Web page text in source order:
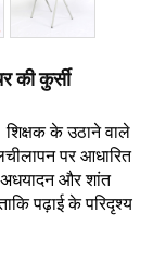
की कुर्सी
शिक्षक के उठाने वाले
पर आधारित
अधयादन और शांत
पढ़ाई के परिदृश्य